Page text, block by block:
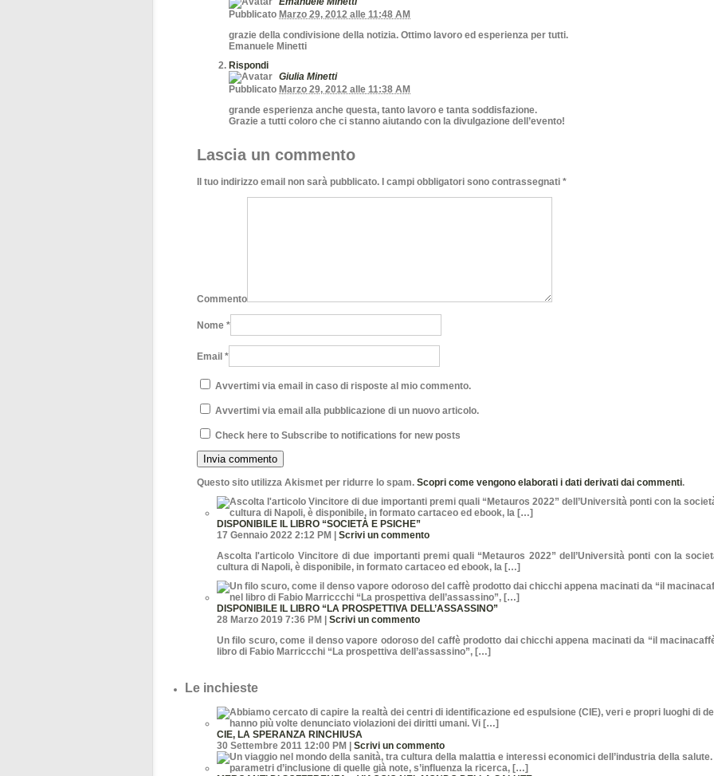
Pubblicato Marzo 29, 2012 alle 11:48 AM
grazie della condivisione della notizia. Ottimo lavoro ed esperienza per tutti.
Emanuele Minetti
Rispondi
Giulia Minetti
Pubblicato Marzo 29, 2012 alle 11:38 AM
grande esperienza anche questa, tanto lavoro e tanta soddisfazione.
Grazie a tutti coloro che ci stanno aiutando con la divulgazione dell’evento!
Lascia un commento
Il tuo indirizzo email non sarà pubblicato. I campi obbligatori sono contrassegnati *
Commento
Nome *
Email *
Avvertimi via email in caso di risposte al mio commento.
Avvertimi via email alla pubblicazione di un nuovo articolo.
Check here to Subscribe to notifications for new posts
Questo sito utilizza Akismet per ridurre lo spam. Scopri come vengono elaborati i dati derivati dai commenti.
DISPONIBILE IL LIBRO “SOCIETÀ E PSICHE”
17 Gennaio 2022 2:12 PM | Scrivi un commento
Ascolta l'articolo Vincitore di due importanti premi quali “Metauros 2022” dell’Università ponti con la
cultura di Napoli, è disponibile, in formato cartaceo ed ebook, la […]
DISPONIBILE IL LIBRO “LA PROSPETTIVA DELL’ASSASSINO”
28 Marzo 2019 7:36 PM | Scrivi un commento
Un filo scuro, come il denso vapore odoroso del caffè prodotto dai chicchi appena macinati da “il
libro di Fabio Marriccchi “La prospettiva dell’assassino”, […]
Le inchieste
CIE, LA SPERANZA RINCHIUSA
30 Settembre 2011 12:00 PM | Scrivi un commento